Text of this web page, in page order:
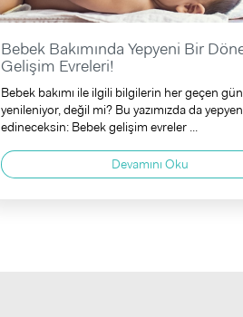
Bebek Bakımında Yepyeni Bir
Gelişim Evreleri!
Bebek bakımı ile ilgili bilgilerin her geçen gün
yenileniyor, değil mi? Bu yazımızda da
edineceksin: Bebek gelişim evreler ...
Devamını Oku